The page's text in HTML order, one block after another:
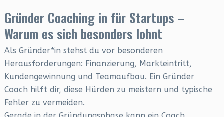
Gründer Coaching in für Startups –
Warum es sich besonders lohnt
Als Gründer*in stehst du vor besonderen
Herausforderungen: Finanzierung, Markteintritt,
Kundengewinnung und Teamaufbau. Ein Gründer
Coach hilft dir, diese Hürden zu meistern und typische
Fehler zu vermeiden.